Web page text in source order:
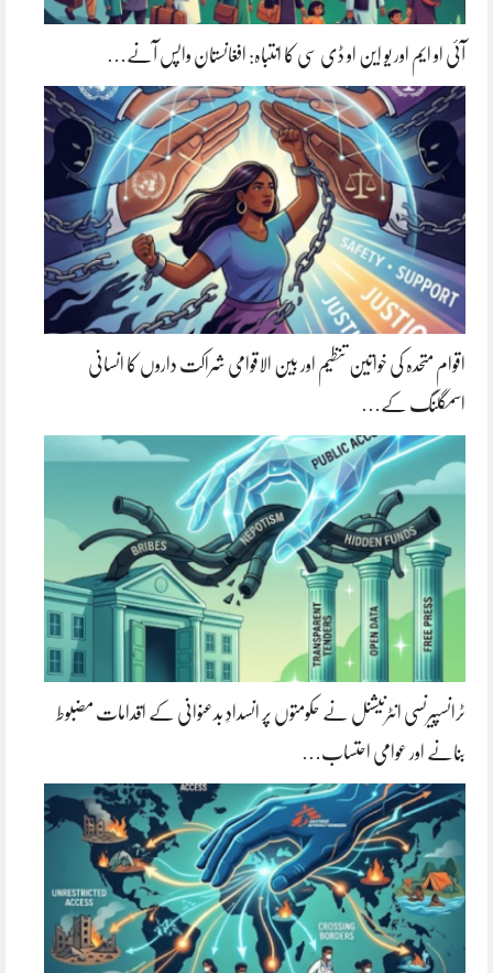
آئی او ایم اور یو این او ڈی سی کا انتباہ: افغانستان واپس آنے…
اقوام متحدہ کی خواتین تنظیم اور بین الاقوامی شراکت داروں کا انسانی
اسمگلنگ کے…
ٹرانسپیرنسی انٹرنیشنل نے حکومتوں پر انسدادِ بدعنوانی کے اقدامات مضبوط
بنانے اور عوامی احتساب…